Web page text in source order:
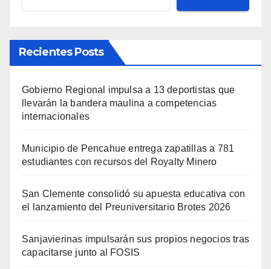
Recientes Posts
Gobierno Regional impulsa a 13 deportistas que
llevarán la bandera maulina a competencias
internacionales
Municipio de Pencahue entrega zapatillas a 781
estudiantes con recursos del Royalty Minero
San Clemente consolidó su apuesta educativa con
el lanzamiento del Preuniversitario Brotes 2026
Sanjavierinas impulsarán sus propios negocios tras
capacitarse junto al FOSIS